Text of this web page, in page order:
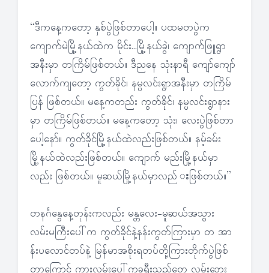
“ဒီကနေ့ကတော့ နှစ်ပွဲဖြစ်တာပေါ့။ ပထမတပွဲက
ကျောက်မဲမြို့နယ်ထဲက မိုင်း…မြို့နယ်ခွဲ၊ ကျောက်ဖြူရွာ
အနီးမှာ တကြိမ်ဖြစ်တယ်။ ဒီညနေ သုံးနာရီ ကျော်ကျော်
လောက်ကျတော့ ကွတ်ခိုင်၊ နမ္ပလင်းရွာအနီးမှာ တကြိမ်
ပြန် ဖြစ်တယ်။ မနေ့ကတည်း ကွတ်ခိုင်၊ နမ္ပလင်းရွာနား
မှာ တကြိမ်ဖြစ်တယ်။ မနေ့ကတော့ သုံး၊ လေးပွဲဖြစ်တာ
ပေါ့နော်။ ကွတ်ခိုင်မြို့နယ်ထဲလည်းဖြစ်တယ်။ နမ့်ခမ်း
မြို့နယ်ထဲလည်းဖြစ်တယ်။ ကျောက် မည်းမြို့နယ်မှာ
လည်း ဖြစ်တယ်။ မူဆယ်မြို့နယ်မှာလည် းဖြစ်တယ်။”
တနင်္ဂနွေနေ့တုန်းကလည်း မန္တလေး-မူဆယ်အသွား
လမ်းမကြီးပေါ်က ကွတ်ခိုင်နဲ့နန်းကွတ်ကြားမှာ တ အာ
န်းပလောင်တပ်နဲ့ မြန်မာအစိုးရတပ်တို့ကြားတိုက်ပွဲဖြစ်
တာကြောင့် ကားလမ်းပေါ်ကခရီးသည်တွေ လမ်းဘေး